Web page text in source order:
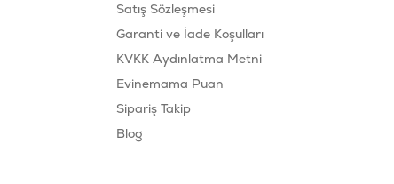
Satış Sözleşmesi
Garanti ve İade Koşulları
KVKK Aydınlatma Metni
Evinemama Puan
Sipariş Takip
Blog